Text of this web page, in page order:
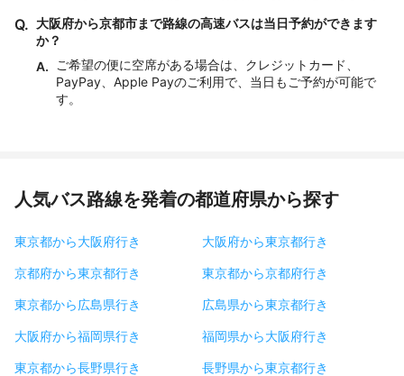
Q. 大阪府から京都市まで路線の高速バスは当日予約ができます
か？
A.
ご希望の便に空席がある場合は、クレジットカード、
PayPay、Apple Payのご利用で、当日もご予約が可能で
す。
人気バス路線を発着の都道府県から探す
東京都から大阪府行き 大阪府から東京都行き
京都府から東京都行き 東京都から京都府行き
東京都から広島県行き 広島県から東京都行き
大阪府から福岡県行き 福岡県から大阪府行き
東京都から長野県行き 長野県から東京都行き